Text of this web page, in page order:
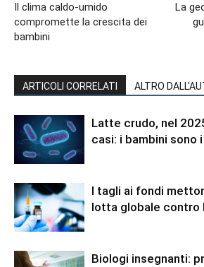
Il clima caldo-umido
compromette la crescita dei
bambini
La
ARTICOLI CORRELATI ALTRO
Latte crudo, nel
casi: i bambini sono
I tagli ai fondi
lotta globale contro
Biologi insegnanti: